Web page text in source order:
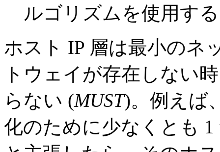
ルゴリズムを使用す
ホスト IP 層は最小のネ
トウェイが存在しない
らない (MUST)。例えば
化のために少なくとも